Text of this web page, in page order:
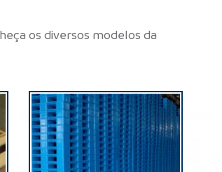
os diversos modelos da